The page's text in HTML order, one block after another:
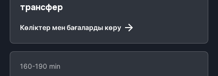
трансфер
Көліктер мен бағаларды көру
160-190 min